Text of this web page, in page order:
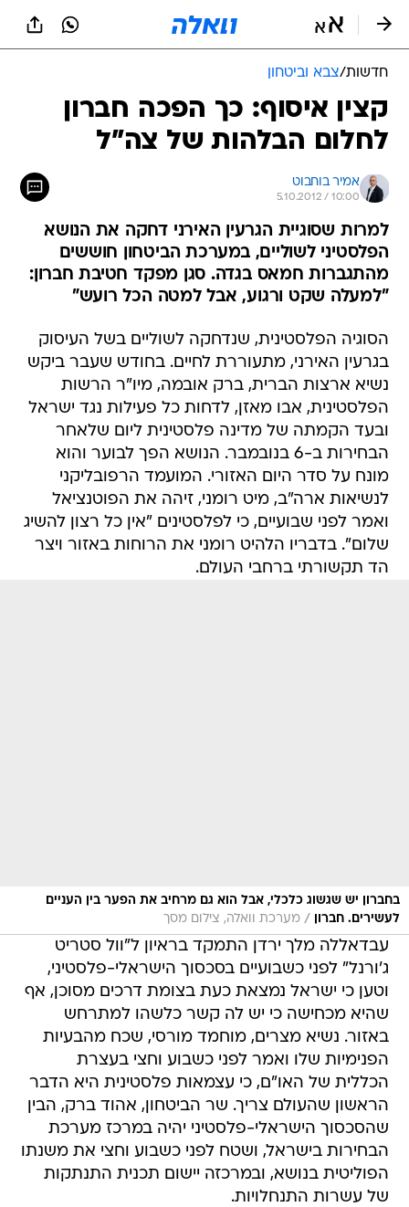
חדשות/צבא וביטחון
קצין איסוף: כך הפכה חברון
לחלום הבלהות של צה"ל
אמיר בוחבוט
5.10.2012 / 10:00
למרות שסוגיית הגרעין האירני דחקה את הנושא
הפלסטיני לשוליים, במערכת הביטחון חוששים
מהתגברות חמאס בגדה. סגן מפקד חטיבת חברון:
"למעלה שקט ורגוע, אבל למטה הכל רועש"
הסוגיה הפלסטינית, שנדחקה לשוליים בשל העיסוק
בגרעין האירני, מתעוררת לחיים. בחודש שעבר ביקש
נשיא ארצות הברית, ברק אובמה, מיו"ר הרשות
הפלסטינית, אבו מאזן, לדחות כל פעילות נגד ישראל
ובעד הקמתה של מדינה פלסטינית ליום שלאחר
הבחירות ב-6 בנובמבר. הנושא הפך לבוער והוא
מונח על סדר היום האזורי. המועמד הרפובליקני
לנשיאות ארה"ב, מיט רומני, זיהה את הפוטנציאל
ואמר לפני שבועיים, כי לפלסטינים "אין כל רצון להשיג
שלום". בדבריו הלהיט רומני את הרוחות באזור ויצר
הד תקשורתי ברחבי העולם.
בחברון יש שגשוג כלכלי, אבל הוא גם מרחיב את הפער בין העניים
לעשירים. חברון
/ מערכת וואלה, צילום מסך
עבדאללה מלך ירדן התמקד בראיון ל"וול סטריט
ג'ורנל" לפני כשבועיים בסכסוך הישראלי-פלסטיני,
וטען כי ישראל נמצאת כעת בצומת דרכים מסוכן, אף
שהיא מכחישה כי יש לה קשר כלשהו למתרחש
באזור. נשיא מצרים, מוחמד מורסי, שכח מהבעיות
הפנימיות שלו ואמר לפני כשבוע וחצי בעצרת
הכללית של האו"ם, כי עצמאות פלסטינית היא הדבר
הראשון שהעולם צריך. שר הביטחון, אהוד ברק, הבין
שהסכסוך הישראלי-פלסטיני יהיה במרכז מערכת
הבחירות בישראל, ושטח לפני כשבוע וחצי את משנתו
הפוליטית בנושא, ובמרכזה יישום תכנית התנתקות
של עשרות התנחלויות.